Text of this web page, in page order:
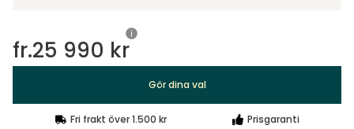
fr.25 990 kr
Gör dina val
Fri frakt över 1.500 kr Prisgaranti